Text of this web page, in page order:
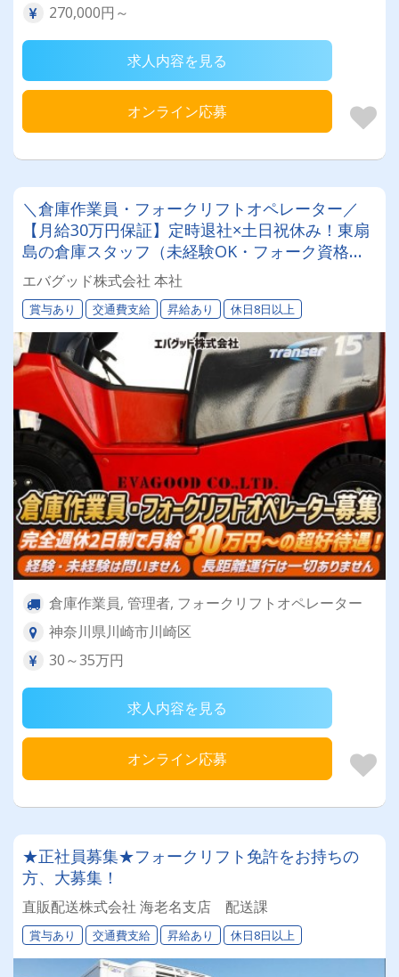
270,000円～
求人内容を見る
オンライン応募
＼倉庫作業員・フォークリフトオペレーター／
【月給30万円保証】定時退社×土日祝休み！東扇
島の倉庫スタッフ（未経験OK・フォーク資格取
得支援あり）｜川崎区
エバグッド株式会社 本社
賞与あり 交通費支給 昇給あり 休日8日以上
倉庫作業員, 管理者, フォークリフトオペレーター
神奈川県川崎市川崎区
30～35万円
求人内容を見る
オンライン応募
★正社員募集★フォークリフト免許をお持ちの
方、大募集！
直販配送株式会社 海老名支店 配送課
賞与あり 交通費支給 昇給あり 休日8日以上